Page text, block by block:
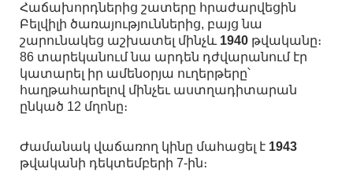
Հաճախորդներից շատերը հրաժարվեցին
Բելվիլի ծառայություններից, բայց նա
շարունակեց աշխատել մինչև 1940 թվականը։
86 տարեկանում նա արդեն դժվարանում էր
կատարել իր ամենօրյա ուղերթերը՝
հաղթահարելով մինչեւ աստղադիտարան
ընկած 12 մղոնը։
Ժամանակ վաճառող կինը մահացել է 1943
թվականի դեկտեմբերի 7-ին։